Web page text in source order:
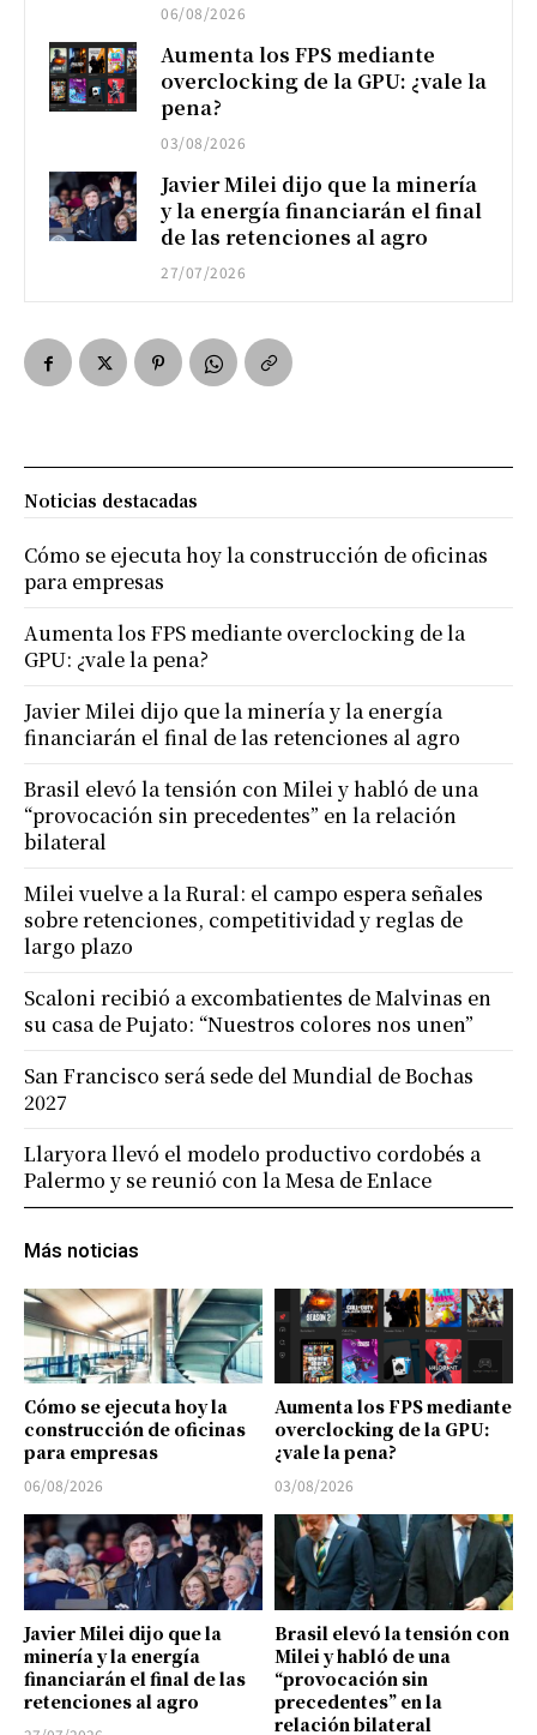
06/08/2026
Aumenta los FPS mediante
overclocking de la GPU: ¿vale la
pena?
03/08/2026
Javier Milei dijo que la minería
y la energía financiarán el final
de las retenciones al agro
27/07/2026
Más noticias
Cómo se ejecuta hoy la
construcción de oficinas
para empresas
06/08/2026
Aumenta los FPS mediante
overclocking de la GPU:
¿vale la pena?
03/08/2026
Javier Milei dijo que la
minería y la energía
financiarán el final de las
retenciones al agro
Brasil elevó la tensión con
Milei y habló de una
“provocación sin
precedentes” en la
relación bilateral
Noticias destacadas
Cómo se ejecuta hoy la construcción de oficinas
para empresas
Aumenta los FPS mediante overclocking de la
GPU: ¿vale la pena?
Javier Milei dijo que la minería y la energía
financiarán el final de las retenciones al agro
Brasil elevó la tensión con Milei y habló de una
“provocación sin precedentes” en la relación
bilateral
Milei vuelve a la Rural: el campo espera señales
sobre retenciones, competitividad y reglas de
largo plazo
Scaloni recibió a excombatientes de Malvinas en
su casa de Pujato: “Nuestros colores nos unen”
San Francisco será sede del Mundial de Bochas
2027
Llaryora llevó el modelo productivo cordobés a
Palermo y se reunió con la Mesa de Enlace